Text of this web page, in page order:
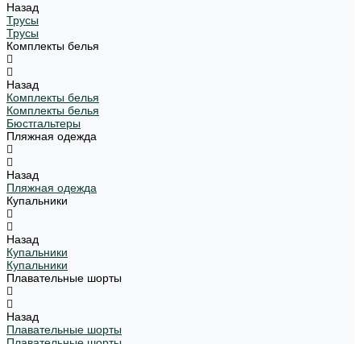
Назад
Трусы
Трусы
Комплекты белья
Назад
Комплекты белья
Комплекты белья
Бюстгальтеры
Пляжная одежда
Назад
Пляжная одежда
Купальники
Назад
Купальники
Купальники
Плавательные шорты
Назад
Плавательные шорты